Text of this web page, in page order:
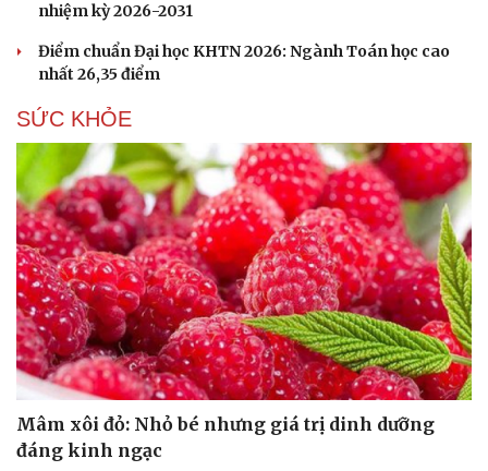
Du lịch
Tư vấn
Săn Tour
check-in
Podcast
Câu chuyện thời sự
Đọc truyện đêm khuya
Cửa sổ tình yêu
Kể chuyện cho bé
Hạt giống tâm hồn
nhiệm kỳ 2026-2031
Điểm chuẩn Đại học KHTN 2026: Ngành Toán học cao
nhất 26,35 điểm
SỨC KHỎE
Mâm xôi đỏ: Nhỏ bé nhưng giá trị dinh dưỡng
đáng kinh ngạc